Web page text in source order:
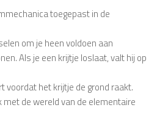
toegepast in de
om je heen voldoen aan
Als je een krijtje loslaat, valt hij op
voordat het krijtje de grond raakt.
met de wereld van de elementaire